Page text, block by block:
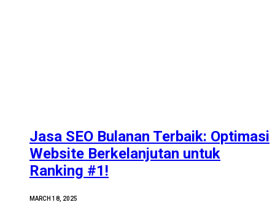
Jasa SEO Bulanan Terbaik: Optimasi
Website Berkelanjutan untuk
Ranking #1!
MARCH 18, 2025